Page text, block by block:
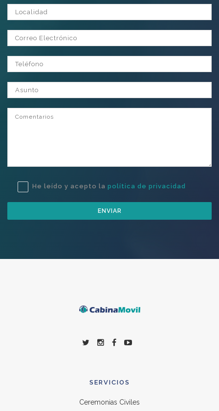
Localidad
Correo Electrónico
Teléfono
Asunto
Comentarios
He leído y acepto la política de privacidad
ENVIAR
SERVICIOS
Ceremonias Civiles